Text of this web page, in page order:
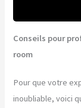
Conseils pour
room
Pour que votre
inoubliable, voici